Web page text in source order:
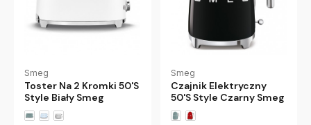
Smeg
Toster Na 2 Kromki 50'S
Style Biały Smeg
Smeg
Czajnik Elektryczny
50'S Style Czarny Smeg